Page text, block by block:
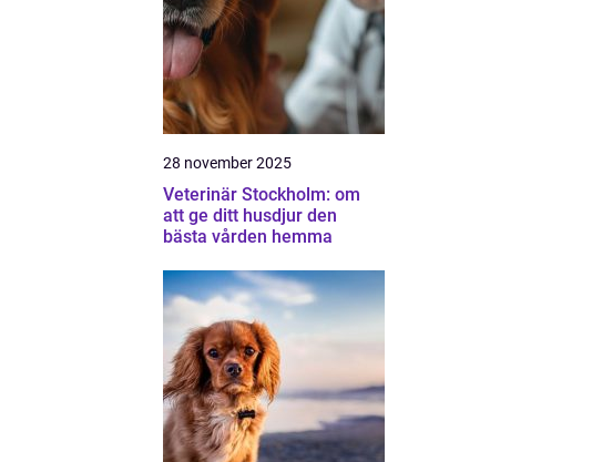
28 november 2025
Veterinär Stockholm: om
att ge ditt husdjur den
bästa vården hemma